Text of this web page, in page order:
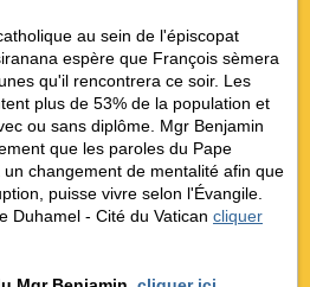
au sein de l'épiscopat
espère que François sèmera
qu'il rencontrera ce soir. Les
plus de 53% de la population et
ou sans diplôme. Mgr Benjamin
que les paroles du Pape
changement de mentalité afin que
puisse vivre selon l'Évangile.
Duhamel - Cité du Vatican cliquer